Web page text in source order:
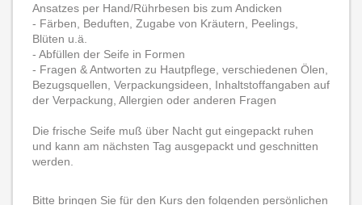
Ansatzes per Hand/Rührbesen bis zum Andicken
- Färben, Beduften, Zugabe von Kräutern, Peelings,
Blüten u.ä.
- Abfüllen der Seife in Formen
- Fragen & Antworten zu Hautpflege, verschiedenen Ölen,
Bezugsquellen, Verpackungsideen, Inhaltstoffangaben auf
der Verpackung, Allergien oder anderen Fragen
Die frische Seife muß über Nacht gut eingepackt ruhen
und kann am nächsten Tag ausgepackt und geschnitten
werden.
Bitte bringen Sie für den Kurs den folgenden persönlichen